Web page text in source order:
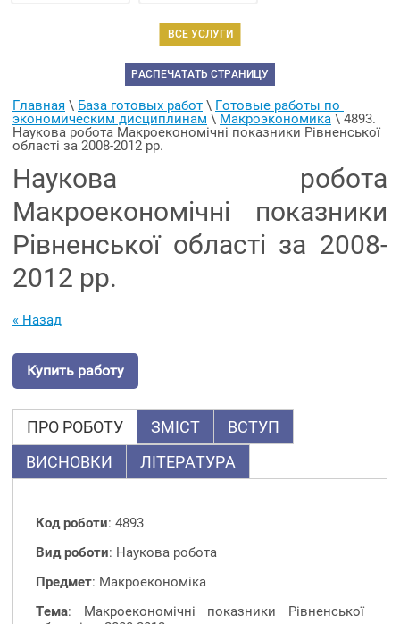
ВСЕ УСЛУГИ
РАСПЕЧАТАТЬ СТРАНИЦУ
Главная \ База готовых работ \ Готовые работы по
экономическим дисциплинам \ Макроэкономика \ 4893.
Наукова робота Макроекономічні показники Рівненської
області за 2008-2012 рр.
Наукова робота
Макроекономічні показники
Рівненської області за 2008-
2012 рр.
« Назад
Купить работу
ПРО РОБОТУ ЗМІСТ
ВСТУП
ВИСНОВКИ
ЛІТЕРАТУРА
Код роботи: 4893
Вид роботи: Наукова робота
Предмет: Макроекономіка
Тема: Макроекономічні показники Рівненської